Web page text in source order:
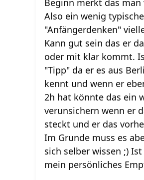
Also ein wenig
"Anfängerdenken"
Kann gut sein das er
oder mit klar kommt.
"Tipp" da er es aus
kennt und wenn er
2h hat könnte das ein
verunsichern wenn er
steckt und er das
Im Grunde muss es
sich selber wissen ;)
mein persönliches